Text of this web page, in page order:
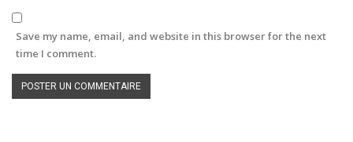
Save my name, email, and website in this browser for the next
time I comment.